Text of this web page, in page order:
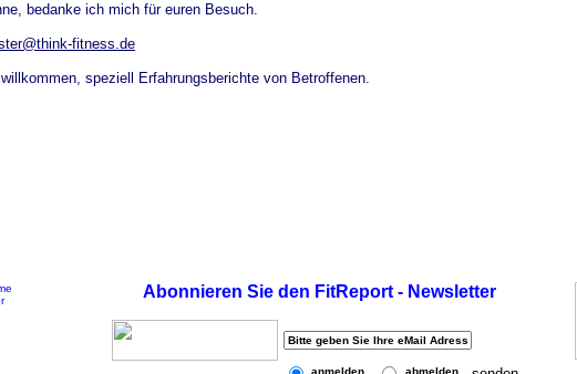
bedanke ich mich für euren Besuch.
fitness.de
speziell Erfahrungsberichte von Betroffenen.
Abonnieren Sie den FitReport - Newsletter
anmelden abmelden